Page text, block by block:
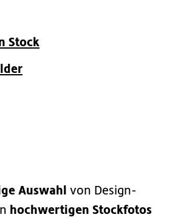
Stock
Auswahl von Design-
hochwertigen Stockfotos